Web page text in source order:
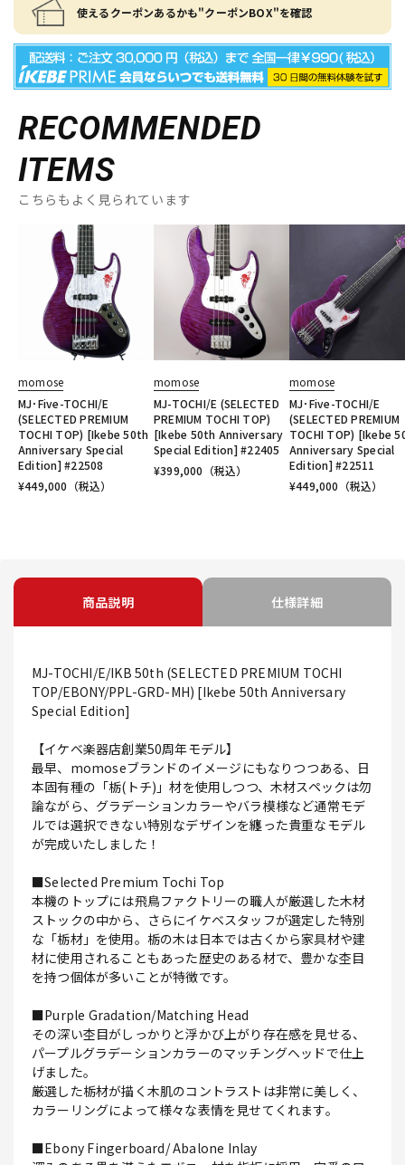
使えるクーポンあるかも"クーポンBOX"を確認
RECOMMENDED
ITEMS
こちらもよく見られています
momose
MJ･Five-TOCHI/E
(SELECTED PREMIUM
TOCHI TOP) [Ikebe 50th
Anniversary Special
Edition] #22508
¥449,000 （税込）
momose
MJ-TOCHI/E (SELECTED
PREMIUM TOCHI TOP)
[Ikebe 50th Anniversary
Special Edition] #22405
¥399,000 （税込）
momose
MJ･Five-TOCHI/E
(SELECTED PREMIUM
TOCHI TOP) [Ikebe
Anniversary Special
Edition] #22511
¥449,000 （税込）
商品説明 仕様詳細
MJ-TOCHI/E/IKB 50th (SELECTED PREMIUM TOCHI
TOP/EBONY/PPL-GRD-MH) [Ikebe 50th Anniversary
Special Edition]
【イケベ楽器店創業50周年モデル】
最早、momoseブランドのイメージにもなりつつある、日
本固有種の「栃(トチ)」材を使用しつつ、木材スペックは勿
論ながら、グラデーションカラーやバラ模様など通常モデ
ルでは選択できない特別なデザインを纏った貴重なモデル
が完成いたしました！
■Selected Premium Tochi Top
本機のトップには飛鳥ファクトリーの職人が厳選した木材
ストックの中から、さらにイケベスタッフが選定した特別
な「栃材」を使用。栃の木は日本では古くから家具材や建
材に使用されることもあった歴史のある材で、豊かな杢目
を持つ個体が多いことが特徴です。
■Purple Gradation/Matching Head
その深い杢目がしっかりと浮かび上がり存在感を見せる、
パープルグラデーションカラーのマッチングヘッドで仕上
げました。
厳選した栃材が描く木肌のコントラストは非常に美しく、
カラーリングによって様々な表情を見せてくれます。
■Ebony Fingerboard/ Abalone Inlay